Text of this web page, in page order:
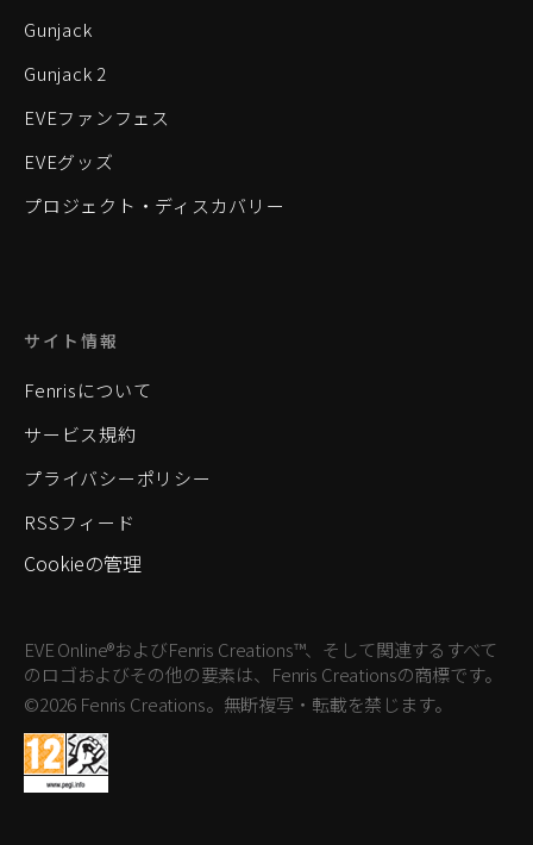
Gunjack
Gunjack 2
EVEファンフェス
EVEグッズ
プロジェクト・ディスカバリー
サイト情報
Fenrisについて
サービス規約
プライバシーポリシー
RSSフィード
Cookieの管理
EVE Online®およびFenris Creations™、そして関連するすべて
のロゴおよびその他の要素は、Fenris Creationsの商標です。
©2026 Fenris Creations。無断複写・転載を禁じます。